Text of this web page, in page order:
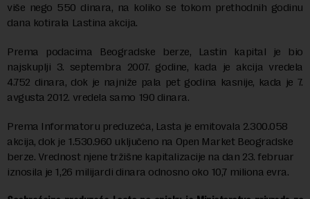
više nego 550 dinara, na koliko se tokom prethodnih godinu
dana kotirala Lastina akcija.
Prema podacima Beogradske berze, Lastin kapital je bio
najskuplji 3. septembra 2007. godine, kada je akcija vredela
4.752 dinara, dok je najniže pala pet godina kasnije, kada je 7.
avgusta 2012. vredela samo 190 dinara.
Prema Informatoru preduzeća, Lasta je emitovala 2.300.058
akcija, dok je 1.530.960 uključeno na Open Market Beogradske
berze. Vrednost njene tržišne kapitalizacije na dan 23. februar
iznosila je 1,26 milijardi dinara odnosno oko 10,7 miliona evra.